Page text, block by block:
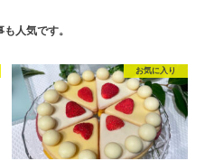
人気です。
お気に入り